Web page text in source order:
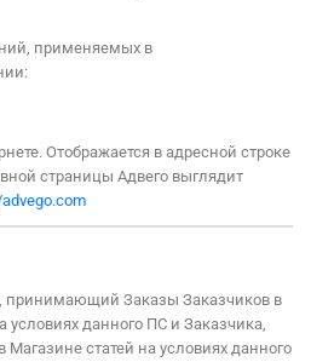
применяемых в
Отображается в адресной строке
страницы Адвего выглядит
принимающий Заказы Заказчиков в
данного ПС и Заказчика,
статей на условиях данного